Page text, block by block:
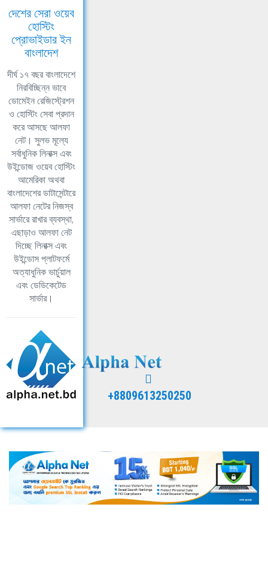
দেশের সেরা ওয়েব
হোস্টিং
প্রোভাইডার ইন
বাংলাদেশ
দীর্ঘ ১৭ বছর বাংলাদেশে
নিরবিচ্ছিন্ন ভাবে
ডোমেইন রেজিস্ট্রেশন
ও হোস্টিং সেবা প্রদান
করে আসছে আলফা
নেট। সুলভ মূল্যে
সর্বাধুনিক লিনাক্স এবং
উইন্ডোজ ওয়েব হোস্টিং
আমেরিকা অথবা
বাংলাদেশের ডাটাসেন্টারে
আলফা নেটের নিজস্ব
সার্ভারে রাখার ব্যবস্থা,
এছাড়াও আলফা নেট
দিচ্ছে লিনাক্স এবং
উইন্ডোস প্লাটফর্মে
অত্যাধুনিক ভার্চুয়াল
এবং ডেডিকেটেড
সার্ভার।
+8809613250250